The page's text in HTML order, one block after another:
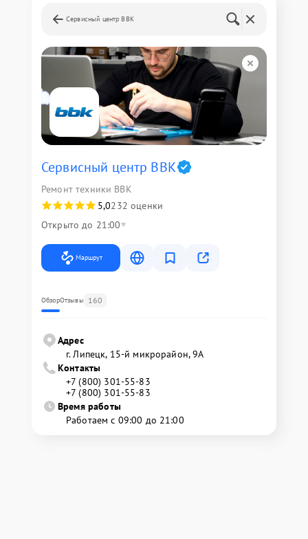
Сервисный центр BBK
Сервисный центр BBK
Ремонт техники BBK
5,0232 оценки
Открыто до 21:00
Маршрут
ОбзорОтзывы 160
Адрес
г. Липецк, 15-й микрорайон, 9А
Контакты
+7 (800) 301-55-83
+7 (800) 301-55-83
Время работы
Работаем с 09:00 до 21:00